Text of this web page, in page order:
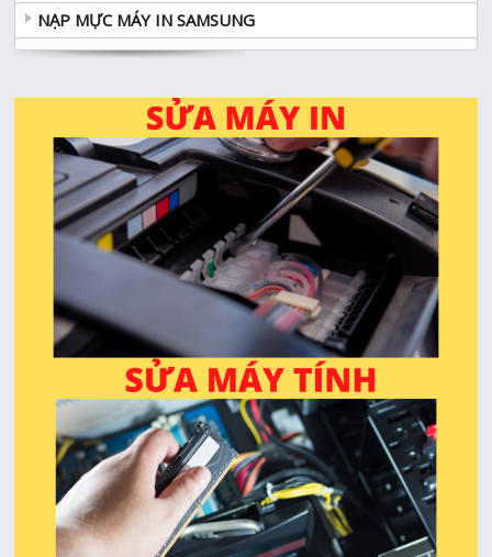
NẠP MỰC MÁY IN SAMSUNG